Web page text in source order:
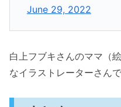
June 29, 2022
白上フブキさんのママ（
なイラストレーターさんで